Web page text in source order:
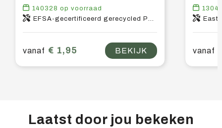
140328 op voorraad
EFSA-gecertificeerd gerecycled PET-kunststof, PP-kunststof
vanaf € 1,95 BEKIJK vanaf
Laatst door jou bekeken